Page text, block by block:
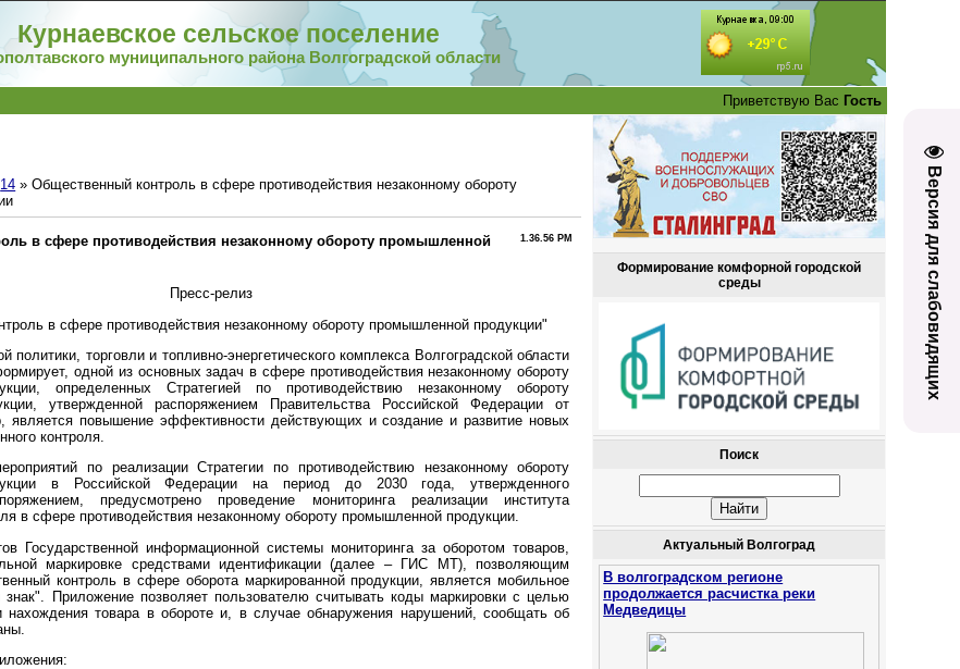
Версия для слабовидящих
Курнаевское сельское поселение
муниципального района Волгоградской области
Приветствую Вас Гость
14 » Общественный контроль в сфере противодействия незаконному обороту
1.36.56 PM
в сфере противодействия незаконному обороту промышленной
Пресс-релиз
в сфере противодействия незаконному обороту промышленной продукции"
политики, торговли и топливно-энергетического комплекса Волгоградской области
одной из основных задач в сфере противодействия незаконному обороту
определенных Стратегией по противодействию незаконному обороту
утвержденной распоряжением Правительства Российской Федерации от
является повышение эффективности действующих и создание и развитие новых
контроля.
по реализации Стратегии по противодействию незаконному обороту
в Российской Федерации на период до 2030 года, утвержденного
предусмотрено проведение мониторинга реализации института
в сфере противодействия незаконному обороту промышленной продукции.
Государственной информационной системы мониторинга за оборотом товаров,
маркировке средствами идентификации (далее – ГИС МТ), позволяющим
контроль в сфере оборота маркированной продукции, является мобильное
Приложение позволяет пользователю считывать коды маркировки с целью
нахождения товара в обороте и, в случае обнаружения нарушений, сообщать об
Формирование комфорной городской
среды
Поиск
Актуальный Волгоград
В волгоградском регионе
продолжается расчистка реки
Медведицы